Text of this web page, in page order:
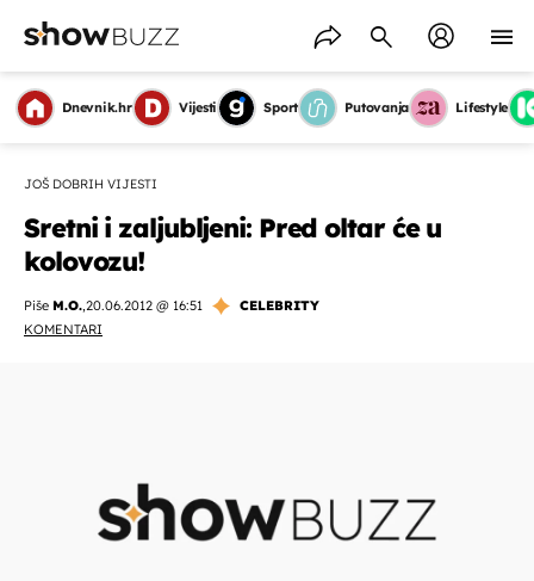
Dnevnik.hr Vijesti Sport Putovanja Lifestyle
JOŠ DOBRIH VIJESTI
Sretni i zaljubljeni: Pred oltar će u
kolovozu!
Piše M.O.,20.06.2012 @ 16:51
CELEBRITY
KOMENTARI